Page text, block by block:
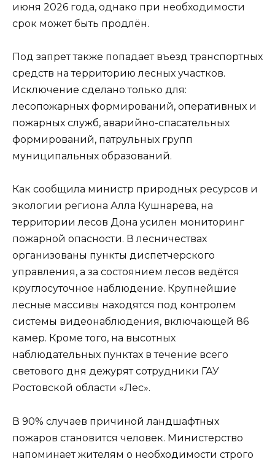
июня 2026 года, однако при необходимости
срок может быть продлён.
Под запрет также попадает въезд транспортных
средств на территорию лесных участков.
Исключение сделано только для:
лесопожарных формирований, оперативных и
пожарных служб, аварийно-спасательных
формирований, патрульных групп
муниципальных образований.
Как сообщила министр природных ресурсов и
экологии региона Алла Кушнарева, на
территории лесов Дона усилен мониторинг
пожарной опасности. В лесничествах
организованы пункты диспетчерского
управления, а за состоянием лесов ведётся
круглосуточное наблюдение. Крупнейшие
лесные массивы находятся под контролем
системы видеонаблюдения, включающей 86
камер. Кроме того, на высотных
наблюдательных пунктах в течение всего
светового дня дежурят сотрудники ГАУ
Ростовской области «Лес».
В 90% случаев причиной ландшафтных
пожаров становится человек. Министерство
напоминает жителям о необходимости строго